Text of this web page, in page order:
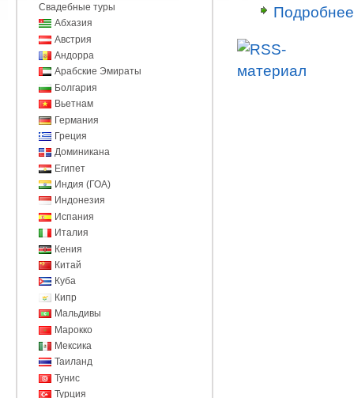
Подробнее
Свадебные туры
Абхазия
Австрия
Андорра
Арабские Эмираты
Болгария
Вьетнам
Германия
Греция
Доминикана
Египет
Индия (ГОА)
Индонезия
Испания
Италия
Кения
Китай
Куба
Кипр
Мальдивы
Марокко
Мексика
Таиланд
Тунис
Турция